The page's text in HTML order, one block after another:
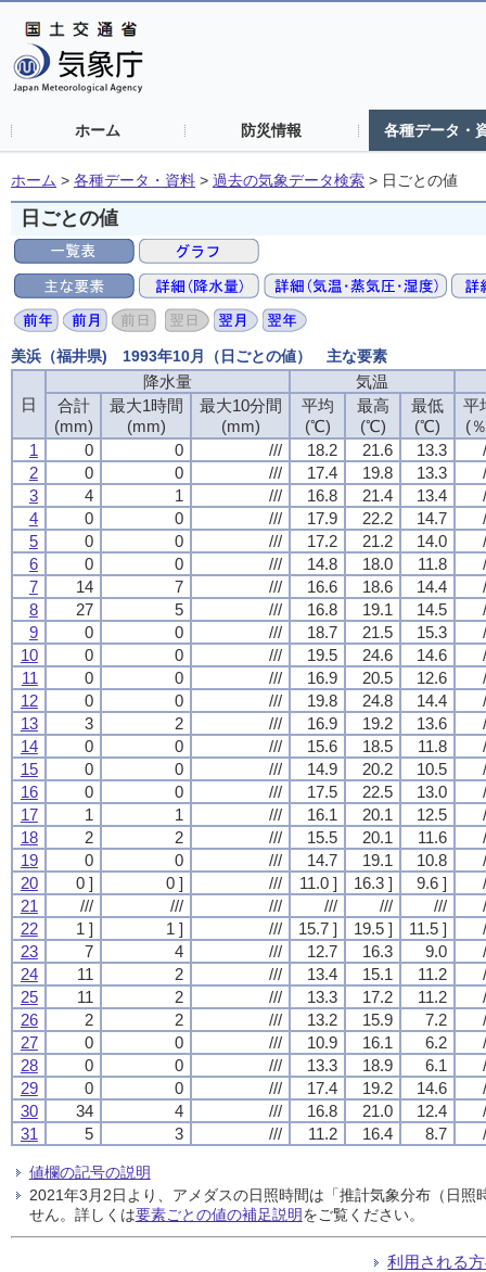
ホーム 防災情報 各種データ・
ホーム > 各種データ・資料 > 過去の気象データ検索 > 日ごとの値
日ごとの値
美浜（福井県) 1993年10月（日ごとの値） 主な要素
日
降水量
気温
合計
(mm)
最大1時間
(mm)
最大10分間
(mm)
平均
(℃)
最高
(℃)
最低
(℃)
平
(
1
0 0 /// 18.2 21.6 13.3
2
0 0 /// 17.4 19.8 13.3
3
4 1 /// 16.8 21.4 13.4
4
0 0 /// 17.9 22.2 14.7
5
0 0 /// 17.2 21.2 14.0
6
0 0 /// 14.8 18.0 11.8
7
14 7 /// 16.6 18.6 14.4
8
27 5 /// 16.8 19.1 14.5
9
0 0 /// 18.7 21.5 15.3
10
0 0 /// 19.5 24.6 14.6
11
0 0 /// 16.9 20.5 12.6
12
0 0 /// 19.8 24.8 14.4
13
3 2 /// 16.9 19.2 13.6
14
0 0 /// 15.6 18.5 11.8
15
0 0 /// 14.9 20.2 10.5
16
0 0 /// 17.5 22.5 13.0
17
1 1 /// 16.1 20.1 12.5
18
2 2 /// 15.5 20.1 11.6
19
0 0 /// 14.7 19.1 10.8
20
0 ] 0 ] /// 11.0 ] 16.3 ] 9.6 ]
21
/// /// /// /// /// ///
22
1 ] 1 ] /// 15.7 ] 19.5 ] 11.5 ]
23
7 4 /// 12.7 16.3 9.0
24
11 2 /// 13.4 15.1 11.2
25
11 2 /// 13.3 17.2 11.2
26
2 2 /// 13.2 15.9 7.2
27
0 0 /// 10.9 16.1 6.2
28
0 0 /// 13.3 18.9 6.1
29
0 0 /// 17.4 19.2 14.6
30
34 4 /// 16.8 21.0 12.4
31
5 3 /// 11.2 16.4 8.7
値欄の記号の説明
2021年3月2日より、アメダスの日照時間は「推計気象分布（日
せん。詳しくは要素ごとの値の補足説明をご覧ください。
利用される